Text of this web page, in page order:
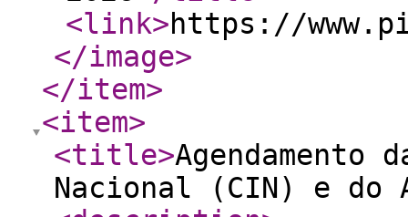
<link>https://
</image>
</item>
<item>
<title>
Nacional (CIN) e